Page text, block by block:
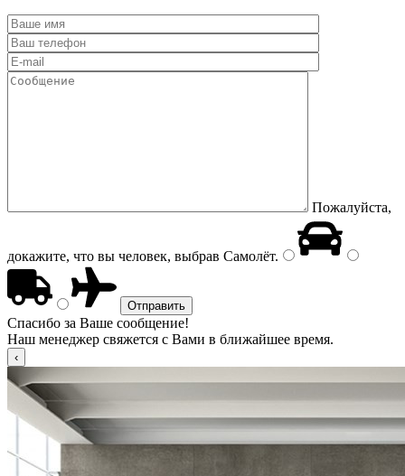
Пожалуйста,
докажите, что вы человек, выбрав Самолёт.
Спасибо за Ваше сообщение!
Наш менеджер свяжется с Вами в ближайшее время.